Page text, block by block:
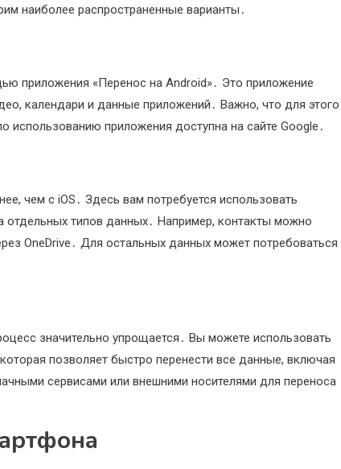
наиболее распространенные варианты․
приложения «Перенос на Android»․ Это приложение
календари и данные приложений․ Важно, что для этого
использованию приложения доступна на сайте Google․
чем с iOS․ Здесь вам потребуется использовать
типов данных․ Например, контакты можно
OneDrive․ Для остальных данных может потребоваться
значительно упрощается․ Вы можете использовать
позволяет быстро перенести все данные, включая
сервисами или внешними носителями для переноса